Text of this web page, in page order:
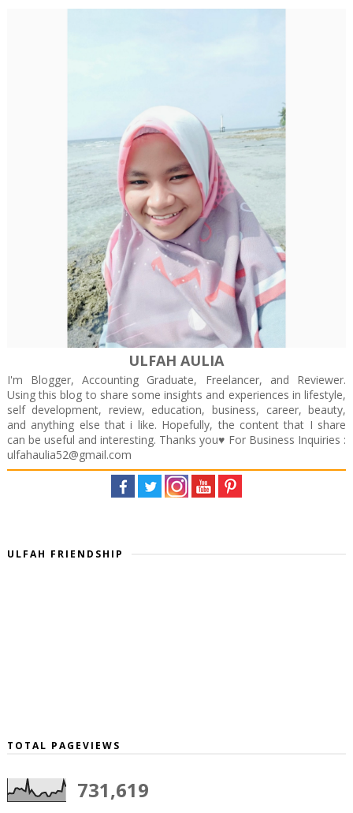
ULFAH AULIA
I'm Blogger, Accounting Graduate, Freelancer, and Reviewer.
Using this blog to share some insights and experiences in lifestyle,
self development, review, education, business, career, beauty,
and anything else that i like. Hopefully, the content that I share
can be useful and interesting. Thanks you♥️ For Business Inquiries :
ulfahaulia52@gmail.com
ULFAH FRIENDSHIP
TOTAL PAGEVIEWS
731,619